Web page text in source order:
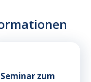
Seminar zum